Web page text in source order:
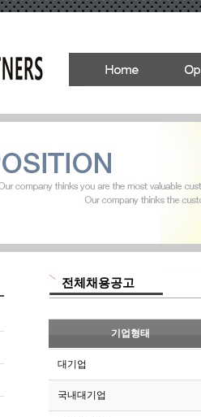
전체채용공고
기업형태
313
대기업
312
국내대기업